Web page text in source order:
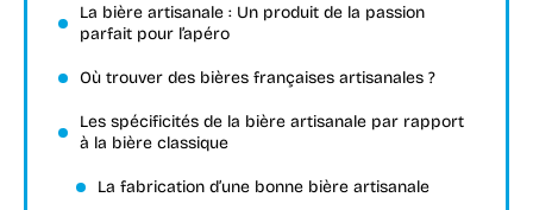
La bière artisanale : Un produit de la passion
parfait pour l’apéro
Où trouver des bières françaises artisanales ?
Les spécificités de la bière artisanale par rapport
à la bière classique
La fabrication d’une bonne bière artisanale